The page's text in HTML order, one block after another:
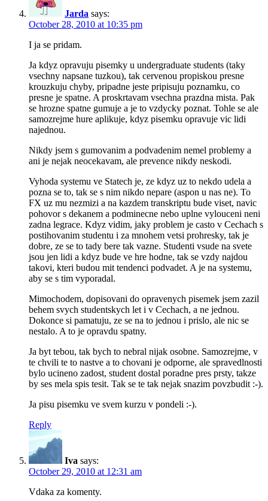
Jarda says:
October 28, 2010 at 10:35 pm
I ja se pridam.
Ja kdyz opravuju pisemky u undergraduate students (taky
vsechny napsane tuzkou), tak cervenou propiskou presne
krouzkuju chyby, pripadne jeste pripisuju poznamku, co
presne je spatne. A proskrtavam vsechna prazdna mista. Pak
se hrozne spatne gumuje a je to vzdycky poznat. Tohle se ale
samozrejme hure aplikuje, kdyz pisemku opravuje vic lidi
najednou.
Nikdy jsem s gumovanim a podvadenim nemel problemy a
ani je nejak neocekavam, ale prevence nikdy neskodi.
Vyhoda systemu ve Statech je, ze kdyz uz to nekdo udela a
pozna se to, tak se s nim nikdo nepare (aspon u nas ne). To
FX uz mu nezmizi a na kazdem transkriptu bude viset, navic
pohovor s dekanem a podminecne nebo uplne vylouceni neni
zadna legrace. Kdyz vidim, jaky problem je casto v Cechach s
postihovanim studentu i za mnohem vetsi prohresky, tak je
dobre, ze se to tady bere tak vazne. Studenti vsude na svete
jsou jen lidi a kdyz bude ve hre hodne, tak se vzdy najdou
takovi, kteri budou mit tendenci podvadet. A je na systemu,
aby se s tim vyporadal.
Mimochodem, dopisovani do opravenych pisemek jsem zazil
behem svych studentskych let i v Cechach, a ne jednou.
Dokonce si pamatuju, ze se na to jednou i prislo, ale nic se
nestalo. A to je opravdu spatny.
Ja byt tebou, tak bych to nebral nijak osobne. Samozrejme, v
te chvili te to nastve a to chovani je odporne, ale spravedlnosti
bylo ucineno zadost, student dostal poradne pres prsty, takze
by ses mela spis tesit. Tak se te tak nejak snazim povzbudit :-).
Ja pisu pisemku ve svem kurzu v pondeli :-).
Reply
Iva says:
October 29, 2010 at 12:31 am
Vdaka za komenty.